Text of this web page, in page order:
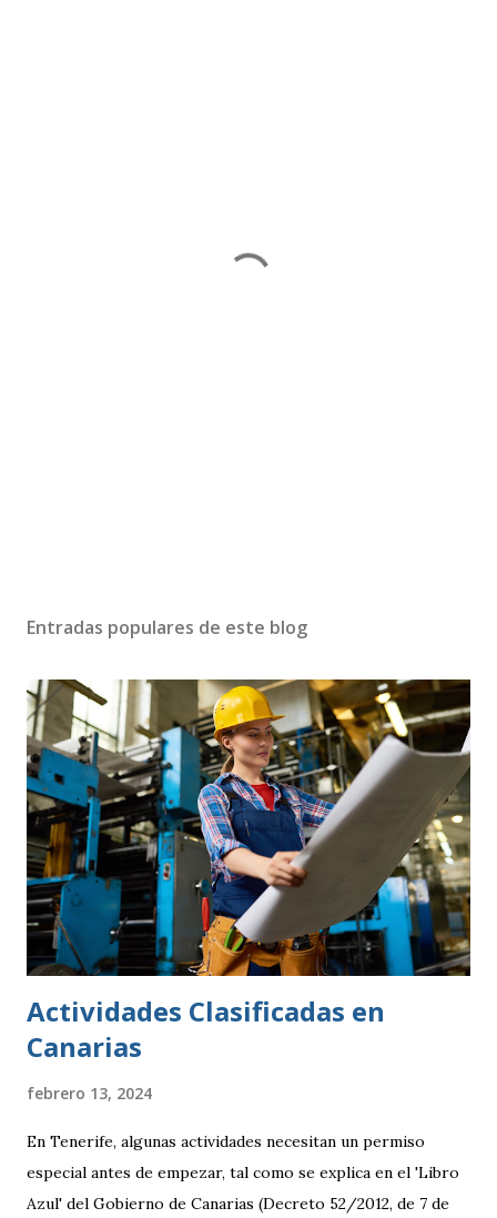
Entradas populares de este blog
Actividades Clasificadas en
Canarias
febrero 13, 2024
En Tenerife, algunas actividades necesitan un permiso
especial antes de empezar, tal como se explica en el 'Libro
Azul' del Gobierno de Canarias (Decreto 52/2012, de 7 de